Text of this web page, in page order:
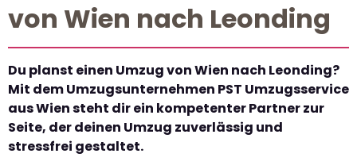
von Wien nach Leonding
Du planst einen Umzug von Wien nach Leonding?
Mit dem Umzugsunternehmen PST Umzugsservice
aus Wien steht dir ein kompetenter Partner zur
Seite, der deinen Umzug zuverlässig und
stressfrei gestaltet.